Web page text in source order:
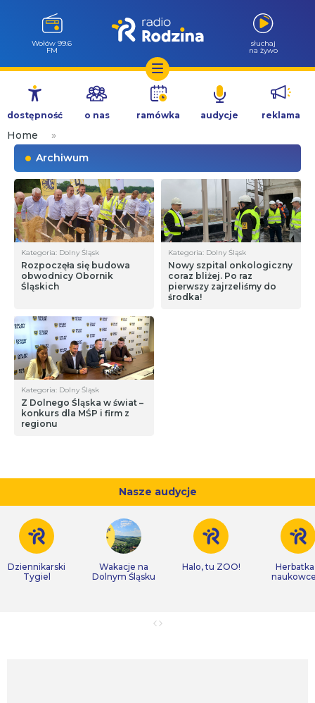
Przejdź
treści
Wołów 99.6
FM
słuchaj
na żywo
dostępność o nas ramówka audycje reklama
Home
»
Archiwum
Kategoria: Dolny Śląsk
Rozpoczęła się budowa
obwodnicy Obornik
Śląskich
Kategoria: Dolny Śląsk
Nowy szpital onkologiczny
coraz bliżej. Po raz
pierwszy zajrzeliśmy do
środka!
Kategoria: Dolny Śląsk
Z Dolnego Śląska w świat –
konkurs dla MŚP i firm z
regionu
Nasze audycje
Dziennikarski
Tygiel
Wakacje na
Dolnym Śląsku
Halo, tu ZOO!